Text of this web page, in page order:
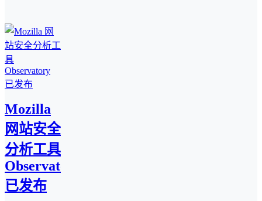
Mozilla
网站安全
分析工具
Observatory
已发布